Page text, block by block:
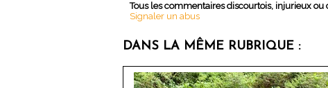
Tous les commentaires discourtois, injurieux
Signaler un abus
DANS LA MÊME RUBRIQUE :